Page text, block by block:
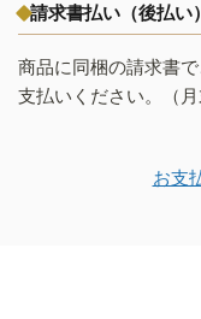
請求書払い（後払い）
商品に同梱の請求書
支払いください。（
お支